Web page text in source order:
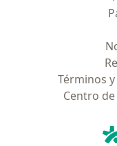
Términos
Centro